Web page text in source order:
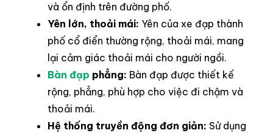
và ổn định trên đường phố.
Yên lớn, thoải mái: Yên của xe đạp thành
phố cổ điển thường rộng, thoải mái, mang
lại cảm giác thoải mái cho người ngồi.
Bàn đạp phẳng: Bàn đạp được thiết kế
rộng, phẳng, phù hợp cho việc đi chậm và
thoải mái.
Hệ thống truyền động đơn giản: Sử dụng